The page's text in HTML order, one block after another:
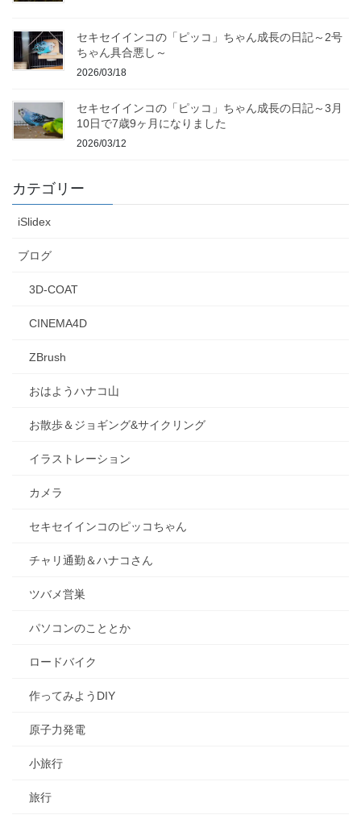
セキセイインコの「ピッコ」ちゃん成長の日記～2号
ちゃん具合悪し～
2026/03/18
セキセイインコの「ピッコ」ちゃん成長の日記～3月
10日で7歳9ヶ月になりました
2026/03/12
カテゴリー
iSlidex
ブログ
3D-COAT
CINEMA4D
ZBrush
おはようハナコ山
お散歩＆ジョギング&サイクリング
イラストレーション
カメラ
セキセイインコのピッコちゃん
チャリ通勤＆ハナコさん
ツバメ営巣
パソコンのこととか
ロードバイク
作ってみようDIY
原子力発電
小旅行
旅行